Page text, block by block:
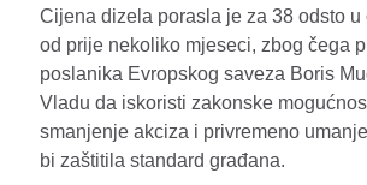
Cijena dizela porasla je za 38 odsto u
od prije nekoliko mjeseci, zbog čega
poslanika Evropskog saveza Boris
Vladu da iskoristi zakonske
smanjenje akciza i privremeno
bi zaštitila standard građana.